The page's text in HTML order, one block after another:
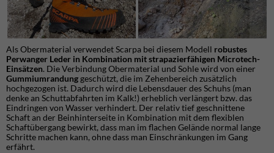
Als Obermaterial verwendet Scarpa bei diesem Modell robustes
Perwanger Leder in Kombination mit strapazierfähigen Microtech-
Einsätzen. Die Verbindung Obermaterial und Sohle wird von einer
Gummiumrandung geschützt, die im Zehenbereich zusätzlich
hochgezogen ist. Dadurch wird die Lebensdauer des Schuhs (man
denke an Schuttabfahrten im Kalk!) erheblich verlängert bzw. das
Eindringen von Wasser verhindert. Der relativ tief geschnittene
Schaft an der Beinhinterseite in Kombination mit dem flexiblen
Schaftübergang bewirkt, dass man im flachen Gelände normal lange
Schritte machen kann, ohne dass man Einschränkungen im Gang
erfährt.